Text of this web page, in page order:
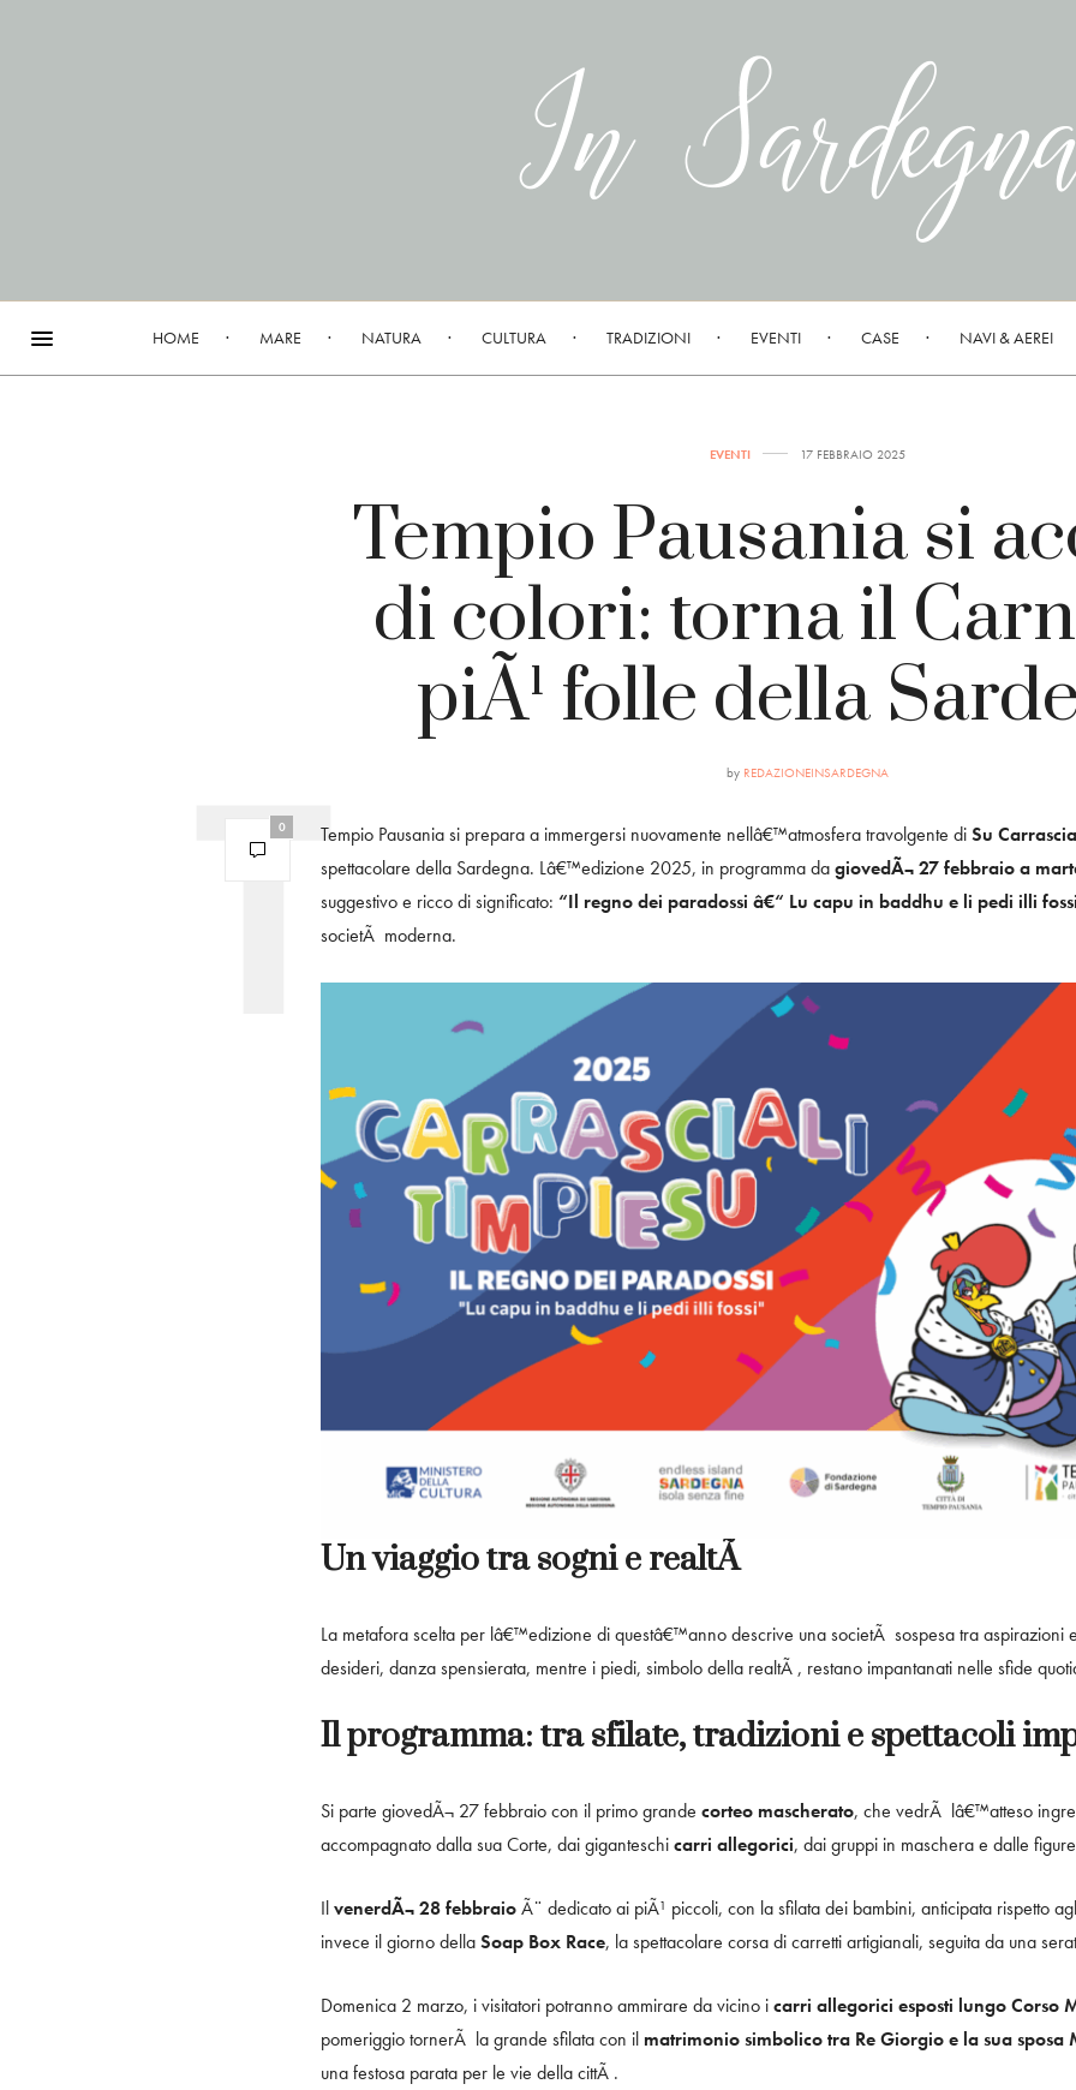
HOME MARE NATURA CULTURA TRADIZIONI EVENTI CASE NAVI & AEREI
EVENTI 17 FEBBRAIO 2025
Tempio Pausania si
di colori: torna il
piÃ¹ folle della
by REDAZIONEINSARDEGNA
0 Tempio Pausania si prepara a immergersi nuovamente nellâ€™atmosfera travolgente diSu
spettacolare della Sardegna. Lâ€™edizione 2025, in programma dagiovedÃ¬ 27 febbraio a
suggestivo e ricco di significato: “Il regno dei paradossi â€“ Lu capu in baddhu e li pedi illi
societÃ moderna.
Un viaggio tra sogni e realtÃ
La metafora scelta per lâ€™edizione di questâ€™anno descrive una societÃ sospesa tra aspirazioni
desideri, danza spensierata, mentre i piedi, simbolo della realtÃ , restano impantanati nelle sfide
Il programma: tra sfilate, tradizioni e spettacoli
Si parte giovedÃ¬ 27 febbraio con il primo grande corteo mascherato, che vedrÃ lâ€™atteso
accompagnato dalla sua Corte, dai giganteschicarri allegorici, dai gruppi in maschera e dalle
IlvenerdÃ¬ 28 febbraioÃ¨ dedicato ai piÃ¹ piccoli, con la sfilata dei bambini, anticipata rispetto
invece il giorno dellaSoap Box Race, la spettacolare corsa di carretti artigianali, seguita da una
Domenica 2 marzo, i visitatori potranno ammirare da vicino icarri allegorici esposti lungo Corso
pomeriggio tornerÃ la grande sfilata con il matrimonio simbolico tra Re Giorgio e la sua sposa
una festosa parata per le vie della cittÃ .